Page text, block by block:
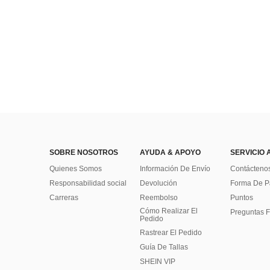
SOBRE NOSOTROS
Quienes Somos
Responsabilidad social
Carreras
AYUDA & APOYO
Información De Envío
Devolución
Reembolso
Cómo Realizar El
Pedido
Rastrear El Pedido
Guía De Tallas
SHEIN VIP
SERVICIO
Forma De
Puntos
Preguntas